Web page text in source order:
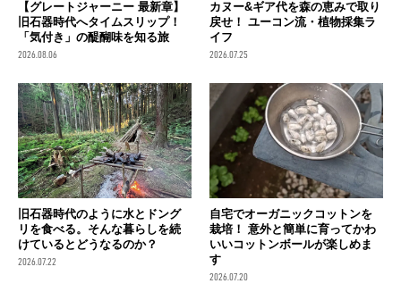
【グレートジャーニー 最新章】
旧石器時代へタイムスリップ！
「気付き」の醍醐味を知る旅
2026.08.06
カヌー&ギア代を森の恵みで取り
戻せ！ ユーコン流・植物採集ラ
イフ
2026.07.25
旧石器時代のように水とドング
リを食べる。そんな暮らしを続
けているとどうなるのか？
2026.07.22
自宅でオーガニックコットンを
栽培！ 意外と簡単に育ってかわ
いいコットンボールが楽しめま
す
2026.07.20